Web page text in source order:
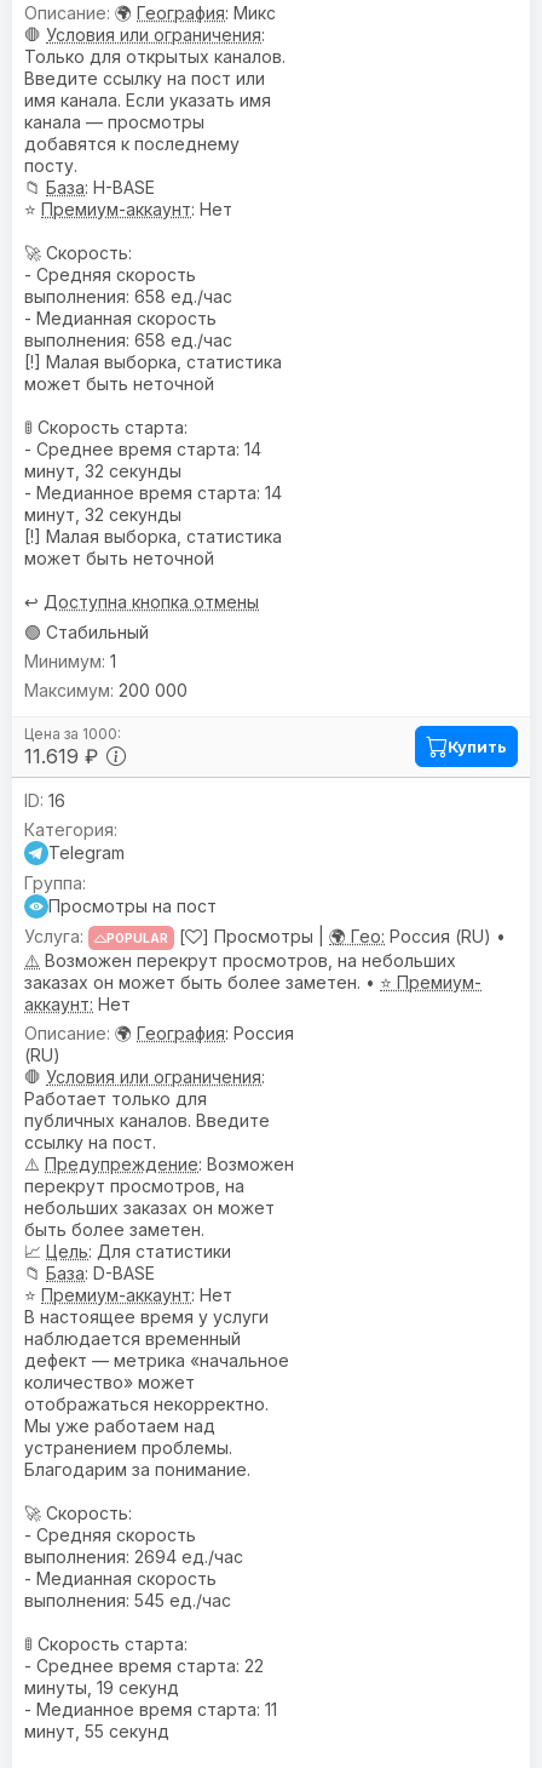
🌍 География: Микс
🛑 Условия или ограничения:
Только для открытых каналов.
Введите ссылку на пост или
имя канала. Если указать имя
канала — просмотры
добавятся к последнему
посту.
📁 База: H-BASE
⭐ Премиум-аккаунт: Нет
🚀 Скорость:
- Средняя скорость
выполнения: 658 ед./час
- Медианная скорость
выполнения: 658 ед./час
[!] Малая выборка, статистика
может быть неточной
🚦 Скорость старта:
- Среднее время старта: 14
минут, 32 секунды
- Медианное время старта: 14
минут, 32 секунды
[!] Малая выборка, статистика
может быть неточной
↩️ Доступна кнопка отмены
🟢 Стабильный
11.619 ₽
1
200 000
Купить
16
Telegram
Просмотры на пост
POPULAR [ ] Просмотры | 🌍 Гео: Россия (RU) •
⚠️ Возможен перекрут просмотров, на небольших
заказах он может быть более заметен. • ⭐ Премиум-
аккаунт: Нет
🌍 География: Россия
(RU)
🛑 Условия или ограничения:
Работает только для
публичных каналов. Введите
ссылку на пост.
⚠️ Предупреждениe: Возможен
перекрут просмотров, на
небольших заказах он может
быть более заметен.
📈 Цель: Для статистики
📁 База: D-BASE
⭐ Премиум-аккаунт: Нет
В настоящее время у услуги
наблюдается временный
дефект — метрика «начальное
количество» может
отображаться некорректно.
Мы уже работаем над
устранением проблемы.
Благодарим за понимание.
🚀 Скорость:
- Средняя скорость
выполнения: 2694 ед./час
- Медианная скорость
выполнения: 545 ед./час
🚦 Скорость старта:
- Среднее время старта: 22
минуты, 19 секунд
- Медианное время старта: 11
минут, 55 секунд